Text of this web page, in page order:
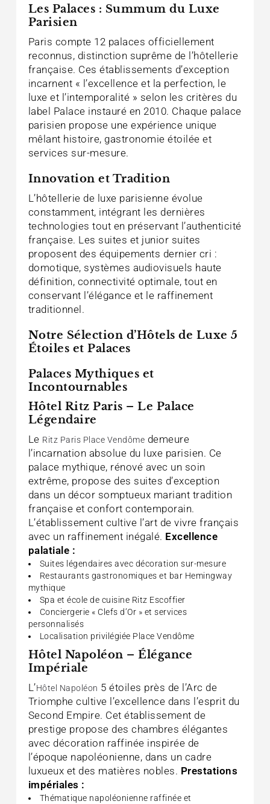
Les Palaces : Summum du Luxe
Parisien
Paris compte 12 palaces officiellement
reconnus, distinction suprême de l’hôtellerie
française. Ces établissements d’exception
incarnent « l’excellence et la perfection, le
luxe et l’intemporalité » selon les critères du
label Palace instauré en 2010. Chaque palace
parisien propose une expérience unique
mêlant histoire, gastronomie étoilée et
services sur-mesure.
Innovation et Tradition
L’hôtellerie de luxe parisienne évolue
constamment, intégrant les dernières
technologies tout en préservant l’authenticité
française. Les suites et junior suites
proposent des équipements dernier cri :
domotique, systèmes audiovisuels haute
définition, connectivité optimale, tout en
conservant l’élégance et le raffinement
traditionnel.
Notre Sélection d’Hôtels de Luxe 5
Étoiles et Palaces
Palaces Mythiques et
Incontournables
Hôtel Ritz Paris – Le Palace
Légendaire
Le Ritz Paris Place Vendôme demeure
l’incarnation absolue du luxe parisien. Ce
palace mythique, rénové avec un soin
extrême, propose des suites d’exception
dans un décor somptueux mariant tradition
française et confort contemporain.
L’établissement cultive l’art de vivre français
avec un raffinement inégalé. Excellence
palatiale :
Suites légendaires avec décoration sur-mesure
Restaurants gastronomiques et bar Hemingway
mythique
Spa et école de cuisine Ritz Escoffier
Conciergerie « Clefs d’Or » et services
personnalisés
Localisation privilégiée Place Vendôme
Hôtel Napoléon – Élégance
Impériale
L’Hôtel Napoléon 5 étoiles près de l’Arc de
Triomphe cultive l’excellence dans l’esprit du
Second Empire. Cet établissement de
prestige propose des chambres élégantes
avec décoration raffinée inspirée de
l’époque napoléonienne, dans un cadre
luxueux et des matières nobles. Prestations
impériales :
Thématique napoléonienne raffinée et